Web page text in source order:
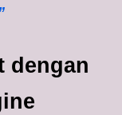
dengan